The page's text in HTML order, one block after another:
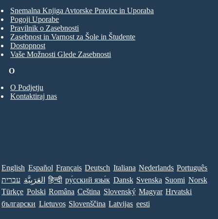
O
O Podjetju
Kontaktiraj nas
Snemalna Knjiga Avtorske Pravice in Uporaba
Pogoji Uporabe
Pravilnik o Zasebnosti
Zasebnost in Varnost za Šole in Študente
Dostopnost
Vaše Možnosti Glede Zasebnosti
English Español Français Deutsch Italiana Nederlands Português
עברית العَرَبِيَّة हिन्दी ру́сский язы́к Dansk Svenska Suomi Norsk
Türkçe Polski Româna Ceština Slovenský Magyar Hrvatski
български Lietuvos Slovenščina Latvijas eesti